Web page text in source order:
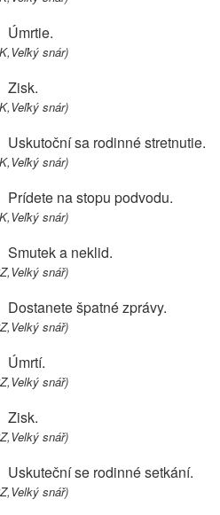
Úmrtie.
snár)
Zisk.
snár)
Uskutoční sa rodinné stretnutie.
snár)
Prídete na stopu podvodu.
snár)
Smutek a neklid.
snář)
Dostanete špatné zprávy.
snář)
Úmrtí.
snář)
Zisk.
snář)
Uskuteční se rodinné setkání.
snář)